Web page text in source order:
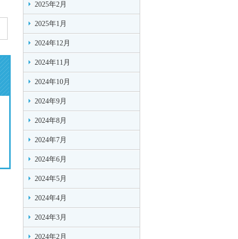
2025年2月
2025年1月
2024年12月
2024年11月
2024年10月
2024年9月
2024年8月
2024年7月
2024年6月
2024年5月
2024年4月
2024年3月
2024年2月